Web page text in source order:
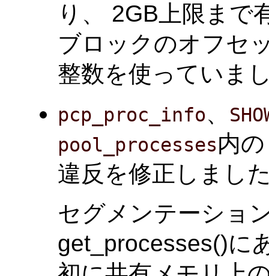
り、 2GB上限まで
ブロックのオフセ
整数を使っていま
pcp_proc_info、
pool_processes内
違反を修正しまし
セグメンテーショ
get_processes()に